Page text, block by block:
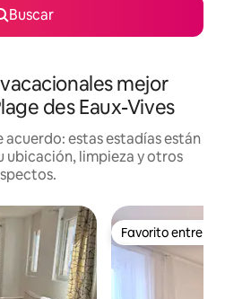
Buscar
mejor
des Eaux-Vives
acuerdo: estas estadías están
ubicación, limpieza y otros
Favorito entre
Favorito entre